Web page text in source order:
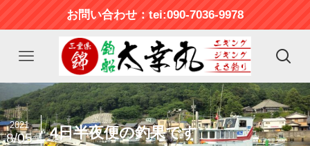
お問い合わせ：tei:090-7036-9978
4日半夜便の釣果です
2021
8/05